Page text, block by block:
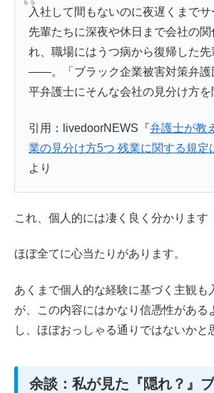
入社して間もないのに夜遅くまでサ
先輩たちに深夜や休日まで会社の関
れ、職場にはうつ病から復帰した先
――。「ブラック企業被害対策弁護
平弁護士にそんな会社の見分け方を
引用：livedoorNEWS『弁護士が教
業の見分け方5つ 残業に関する規定
より
これ、個人的には凄く良く分かります
ほぼ全てに心当たりがあります。
あくまで個人的な経験に基づく主観も
が、この内容にはかなり信憑性がある
し、ほぼおっしゃる通りではないかと
余談：私が見た『隠れ？』